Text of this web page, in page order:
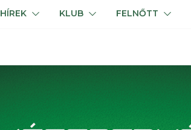
HÍREK KLUB FELNŐTT